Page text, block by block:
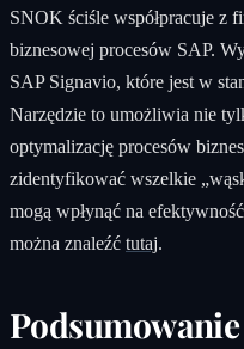
SNOK ściśle współpracuje z
biznesowej procesów SAP.
SAP Signavio, które jest w
Narzędzie to umożliwia nie
optymalizację procesów
zidentyfikować wszelkie
mogą wpłynąć na
można znaleźć tutaj.
Podsumowanie